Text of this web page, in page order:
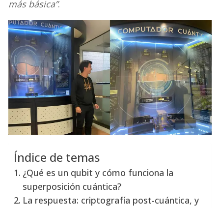
más básica”.
Índice de temas
¿Qué es un qubit y cómo funciona la
superposición cuántica?
La respuesta: criptografía post-cuántica, y